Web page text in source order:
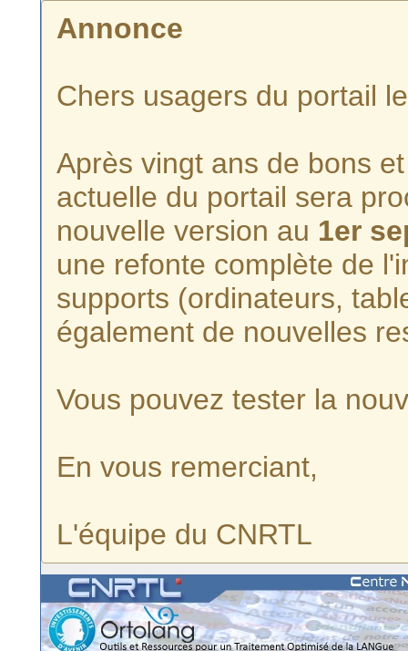
Annonce
Chers usagers du portail
Après vingt ans de bons
actuelle du portail sera
nouvelle version au 1er
une refonte complète de
supports (ordinateurs,
également de nouvelles
Vous pouvez tester la
En vous remerciant,
L'équipe du CNRTL